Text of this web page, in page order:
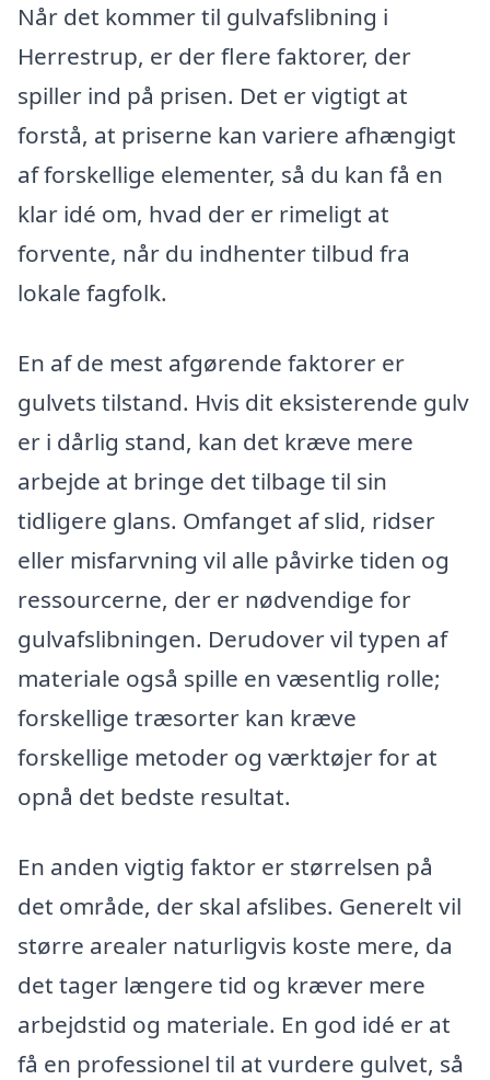
Når det kommer til gulvafslibning i
Herrestrup, er der flere faktorer, der
spiller ind på prisen. Det er vigtigt at
forstå, at priserne kan variere afhængigt
af forskellige elementer, så du kan få en
klar idé om, hvad der er rimeligt at
forvente, når du indhenter tilbud fra
lokale fagfolk.
En af de mest afgørende faktorer er
gulvets tilstand. Hvis dit eksisterende gulv
er i dårlig stand, kan det kræve mere
arbejde at bringe det tilbage til sin
tidligere glans. Omfanget af slid, ridser
eller misfarvning vil alle påvirke tiden og
ressourcerne, der er nødvendige for
gulvafslibningen. Derudover vil typen af
materiale også spille en væsentlig rolle;
forskellige træsorter kan kræve
forskellige metoder og værktøjer for at
opnå det bedste resultat.
En anden vigtig faktor er størrelsen på
det område, der skal afslibes. Generelt vil
større arealer naturligvis koste mere, da
det tager længere tid og kræver mere
arbejdstid og materiale. En god idé er at
få en professionel til at vurdere gulvet, så